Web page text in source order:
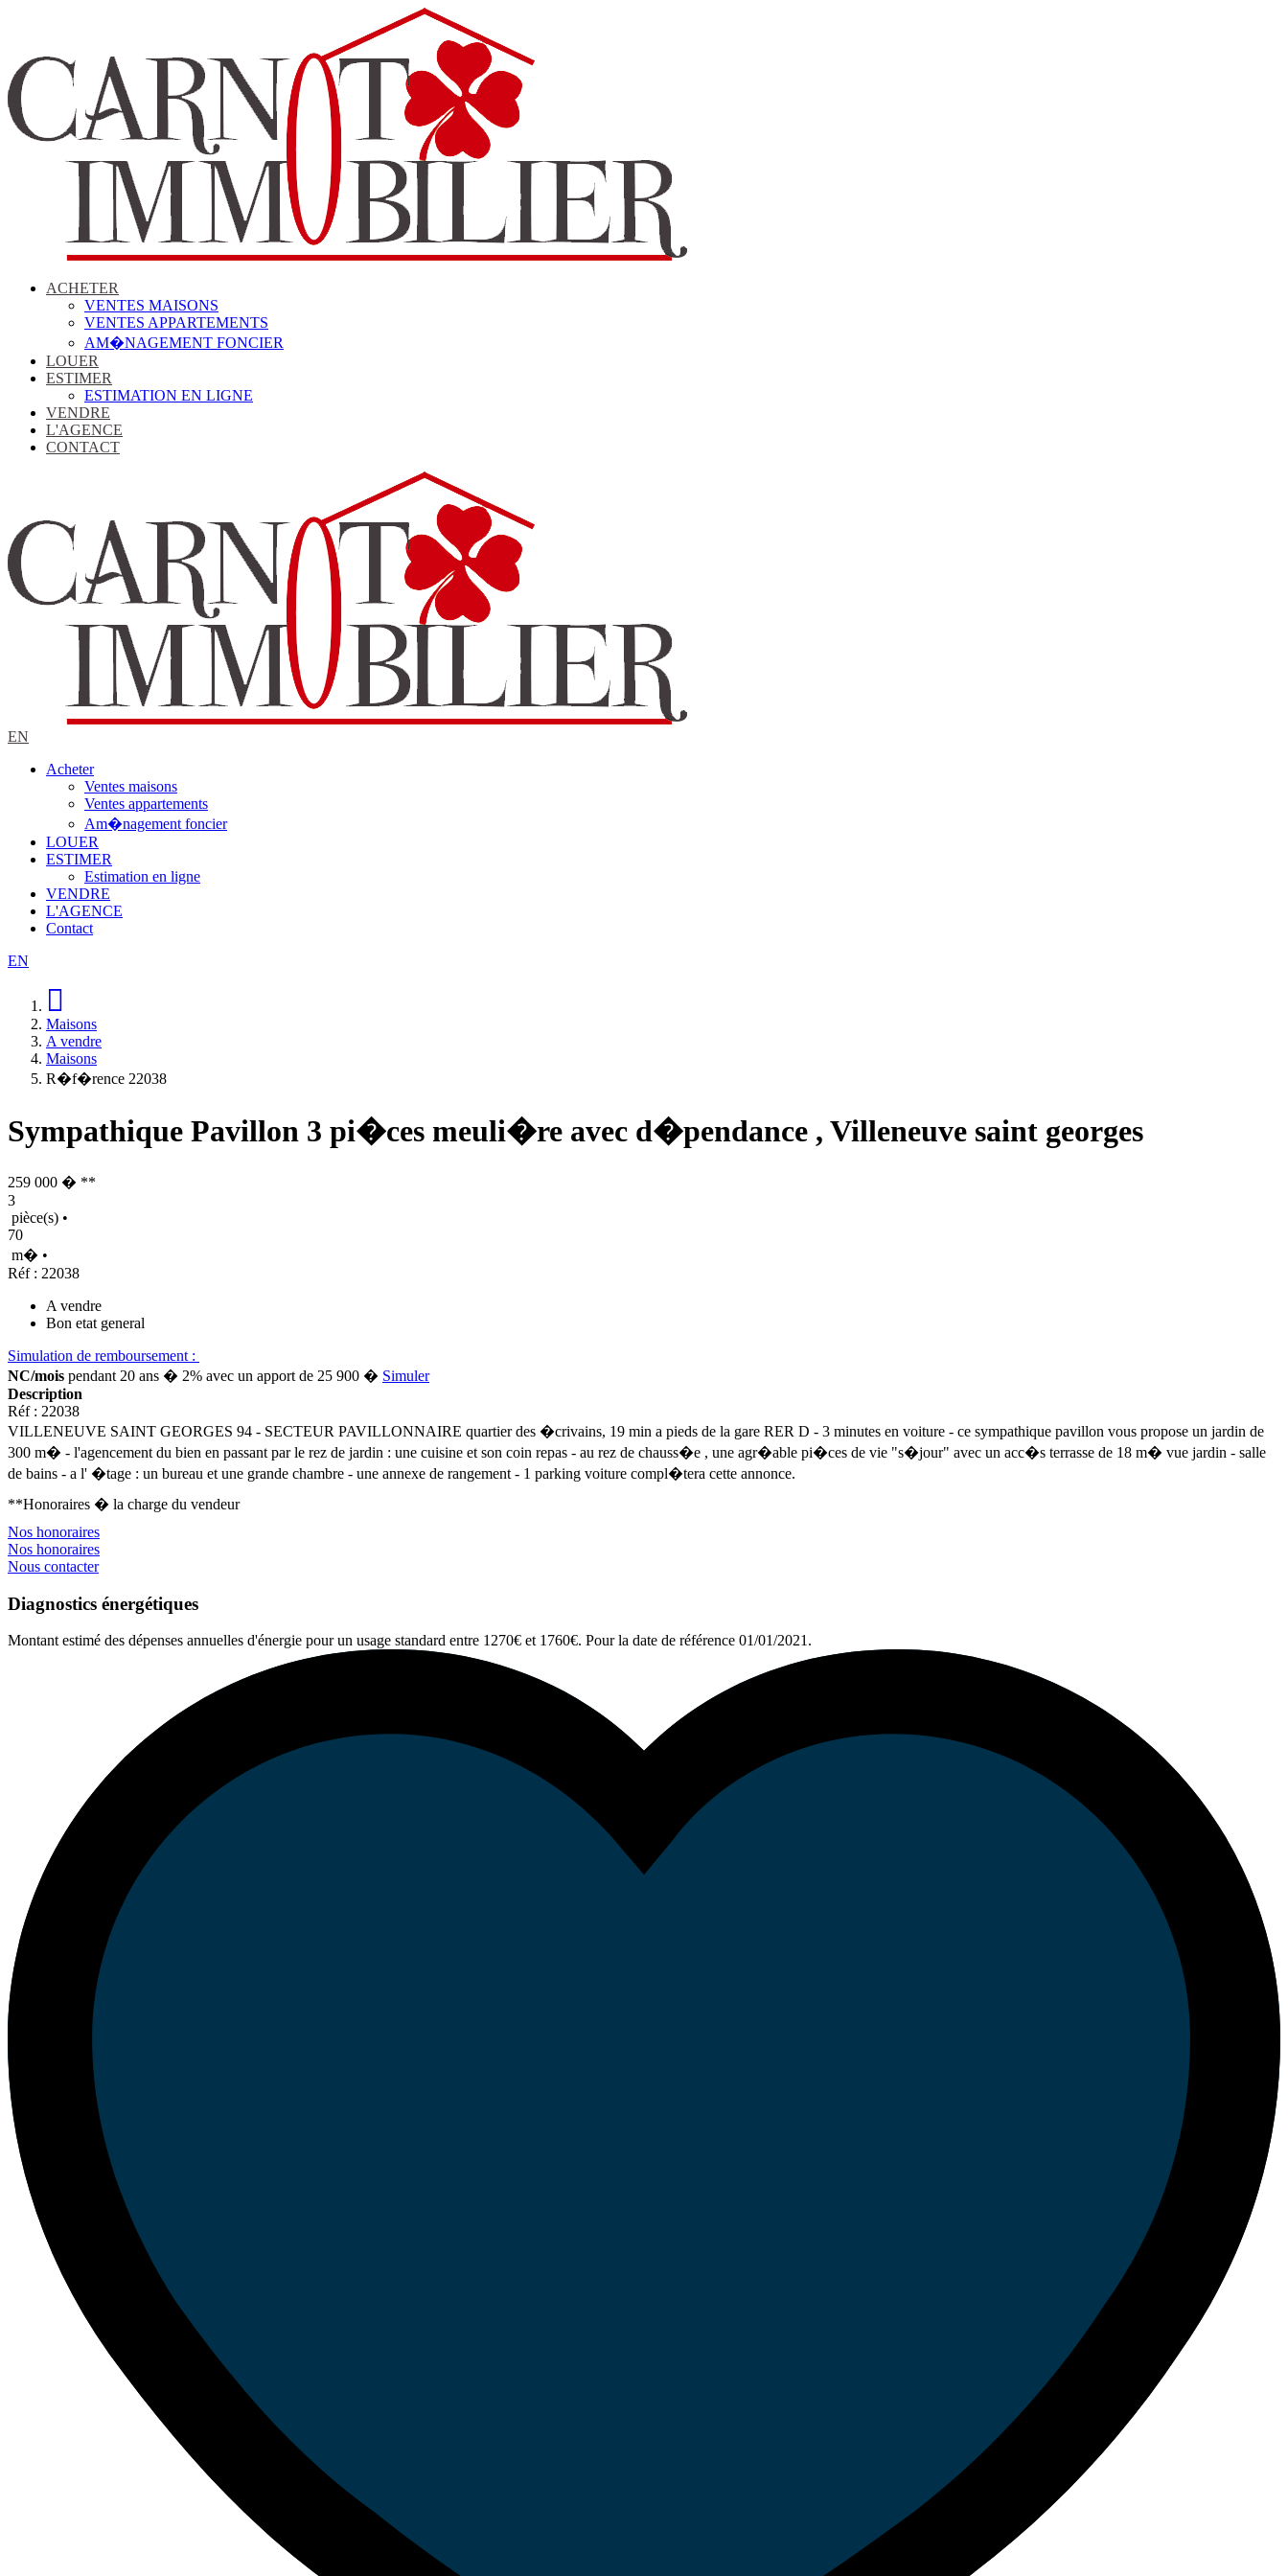
ACHETER
VENTES MAISONS
VENTES APPARTEMENTS
AM�NAGEMENT FONCIER
LOUER
ESTIMER
ESTIMATION EN LIGNE
VENDRE
L'AGENCE
CONTACT
EN
Acheter
Ventes maisons
Ventes appartements
Am�nagement foncier
LOUER
ESTIMER
Estimation en ligne
VENDRE
L'AGENCE
Contact
EN
Maisons
A vendre
Maisons
R�f�rence 22038
Sympathique Pavillon 3 pi�ces meuli�re avec d�pendance , Villeneuve saint georges
259 000 � **
3
pièce(s) •
70
m� •
Réf : 22038
A vendre
Bon etat general
Simulation de remboursement :
NC/mois pendant 20 ans � 2% avec un apport de 25 900 � Simuler
Description
Réf : 22038
VILLENEUVE SAINT GEORGES 94 - SECTEUR PAVILLONNAIRE quartier des �crivains, 19 min a pieds de la gare RER D - 3 minutes en voiture - ce sympathique pavillon vous propose un jardin de
300 m� - l'agencement du bien en passant par le rez de jardin : une cuisine et son coin repas - au rez de chauss�e , une agr�able pi�ces de vie "s�jour" avec un acc�s terrasse de 18 m� vue jardin - salle
de bains - a l' �tage : un bureau et une grande chambre - une annexe de rangement - 1 parking voiture compl�tera cette annonce.
**Honoraires � la charge du vendeur
Nos honoraires
Nos honoraires
Nous contacter
Diagnostics énergétiques
Montant estimé des dépenses annuelles d'énergie pour un usage standard entre 1270€ et 1760€. Pour la date de référence 01/01/2021.